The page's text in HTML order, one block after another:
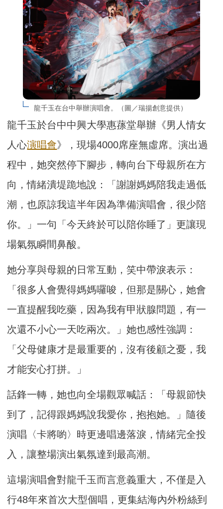
龍千玉在台中舉辦演唱會。（圖／瑞揚創意提供）
龍千玉於台中中興大學惠蓀堂舉辦《男人情女
人心演唱會》，現場4000席座無虛席。演出過
程中，她突然停下腳步，轉向台下母親所在方
向，情緒潰堤跪地說：「謝謝媽媽陪我走過低
潮，也原諒我這半年因為準備演唱會，很少陪
你。」一句「今天終於可以陪你睡了」更讓現
場氣氛瞬間鼻酸。
她分享與母親的日常互動，笑中帶淚表示：
「很多人會覺得媽媽囉唆，但那是關心，她會
一直提醒我吃藥，因為我有甲狀腺問題，有一
次還不小心一天吃兩次。」她也感性強調：
「父母健康才是最重要的，沒有後顧之憂，我
才能安心打拼。」
話鋒一轉，她也向全場觀眾喊話：「母親節快
到了，記得跟媽媽說我愛你，抱抱她。」隨後
演唱〈卡將喲〉時更邊唱邊落淚，情緒完全投
入，讓整場演出氣氛達到最高潮。
這場演唱會對龍千玉而言意義重大，不僅是入
行48年來首次大型個唱，更集結海內外粉絲到